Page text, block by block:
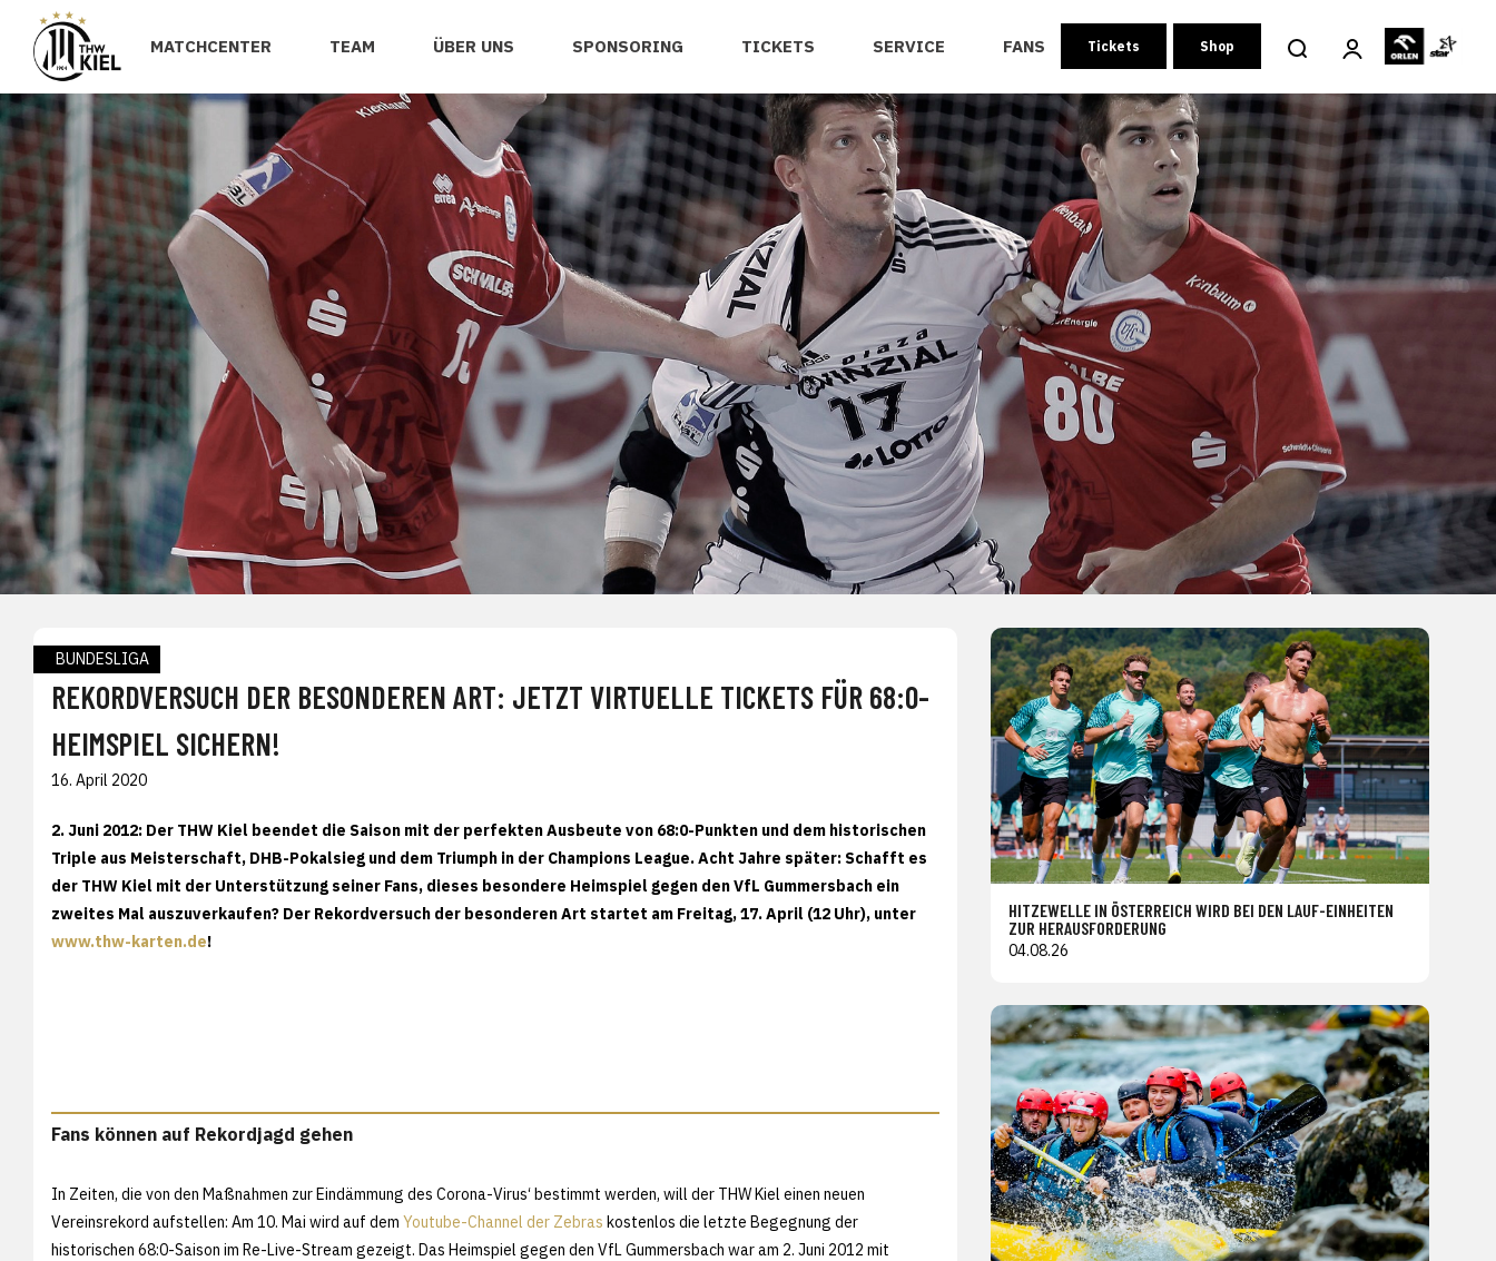
MATCHCENTER TEAM ÜBER UNS SPONSORING TICKETS SERVICE FANS Tickets Shop
BUNDESLIGA
REKORDVERSUCH DER BESONDEREN ART: JETZT VIRTUELLE TICKETS FÜR 68:0-
HEIMSPIEL SICHERN!
16. April 2020
2. Juni 2012: Der THW Kiel beendet die Saison mit der perfekten Ausbeute von 68:0-Punkten und dem historischen
Triple aus Meisterschaft, DHB-Pokalsieg und dem Triumph in der Champions League. Acht Jahre später: Schafft es
der THW Kiel mit der Unterstützung seiner Fans, dieses besondere Heimspiel gegen den VfL Gummersbach ein
zweites Mal auszuverkaufen? Der Rekordversuch der besonderen Art startet am Freitag, 17. April (12 Uhr), unter
www.thw-karten.de!
Fans können auf Rekordjagd gehen
In Zeiten, die von den Maßnahmen zur Eindämmung des Corona-Virus‘ bestimmt werden, will der THW Kiel einen neuen
Vereinsrekord aufstellen: Am 10. Mai wird auf dem Youtube-Channel der Zebras kostenlos die letzte Begegnung der
historischen 68:0-Saison im Re-Live-Stream gezeigt. Das Heimspiel gegen den VfL Gummersbach war am 2. Juni 2012 mit
HITZEWELLE IN ÖSTERREICH WIRD BEI DEN LAUF-EINHEITEN
ZUR HERAUSFORDERUNG
04.08.26